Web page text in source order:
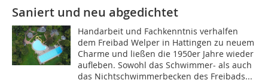
Saniert und neu abgedichtet
Handarbeit und Fachkenntnis verhalfen
dem Freibad Welper in Hattingen zu neuem
Charme und ließen die 1950er Jahre wieder
aufleben. Sowohl das Schwimmer- als auch
das Nichtschwimmerbecken des Freibads...